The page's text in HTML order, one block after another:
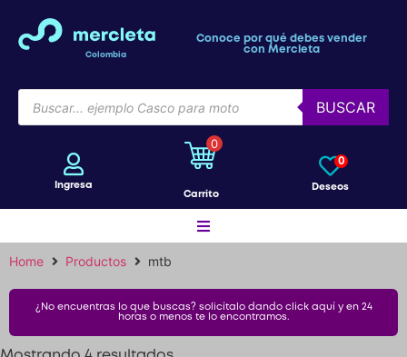
Colombia
Conoce por qué debes vender
con Mercleta
BUSCAR
Ingresa
0
Carrito
Deseos
0
Bicicletas
Home Productos mtb
¿No encuentras lo que buscas? solicítalo dando click aquí y en 24
horas o menos te lo encontramos.